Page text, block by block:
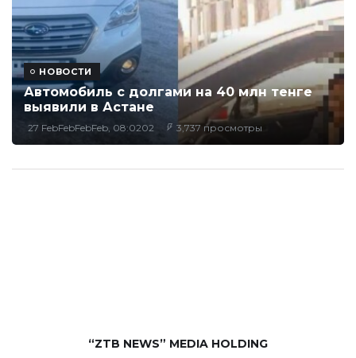
НОВОСТИ
Автомобиль с долгами на 40 млн тенге
выявили в Астане
27 FebFebFebFeb, 08:0202 3,737 просмотры
“ZTB NEWS” MEDIA HOLDING